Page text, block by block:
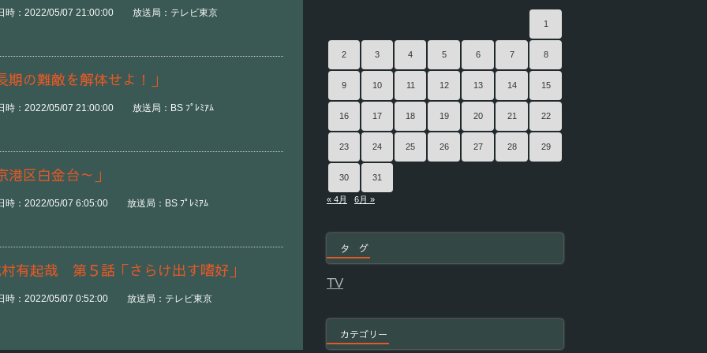
2022/05/07 21:00:00 放送局：テレビ東京
の難敵を解体せよ！」
2022/05/07 21:00:00 放送局：BS ﾌﾟﾚﾐｱﾑ
区白金台～」
2022/05/07 6:05:00 放送局：BS ﾌﾟﾚﾐｱﾑ
有起哉 第５話「さらけ出す嗜好」
：2022/05/07 0:52:00 放送局：テレビ東京
1
2 3 4 5 6 7 8
9 10 11 12 13 14 15
16 17 18 19 20 21 22
23 24 25 26 27 28 29
30 31
« 4月 6月 »
タ グ
TV
カテゴリー